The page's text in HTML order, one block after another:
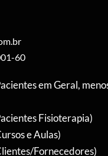
60
em Geral,
Fisioterapia)
e Aulas)
Fornecedores)